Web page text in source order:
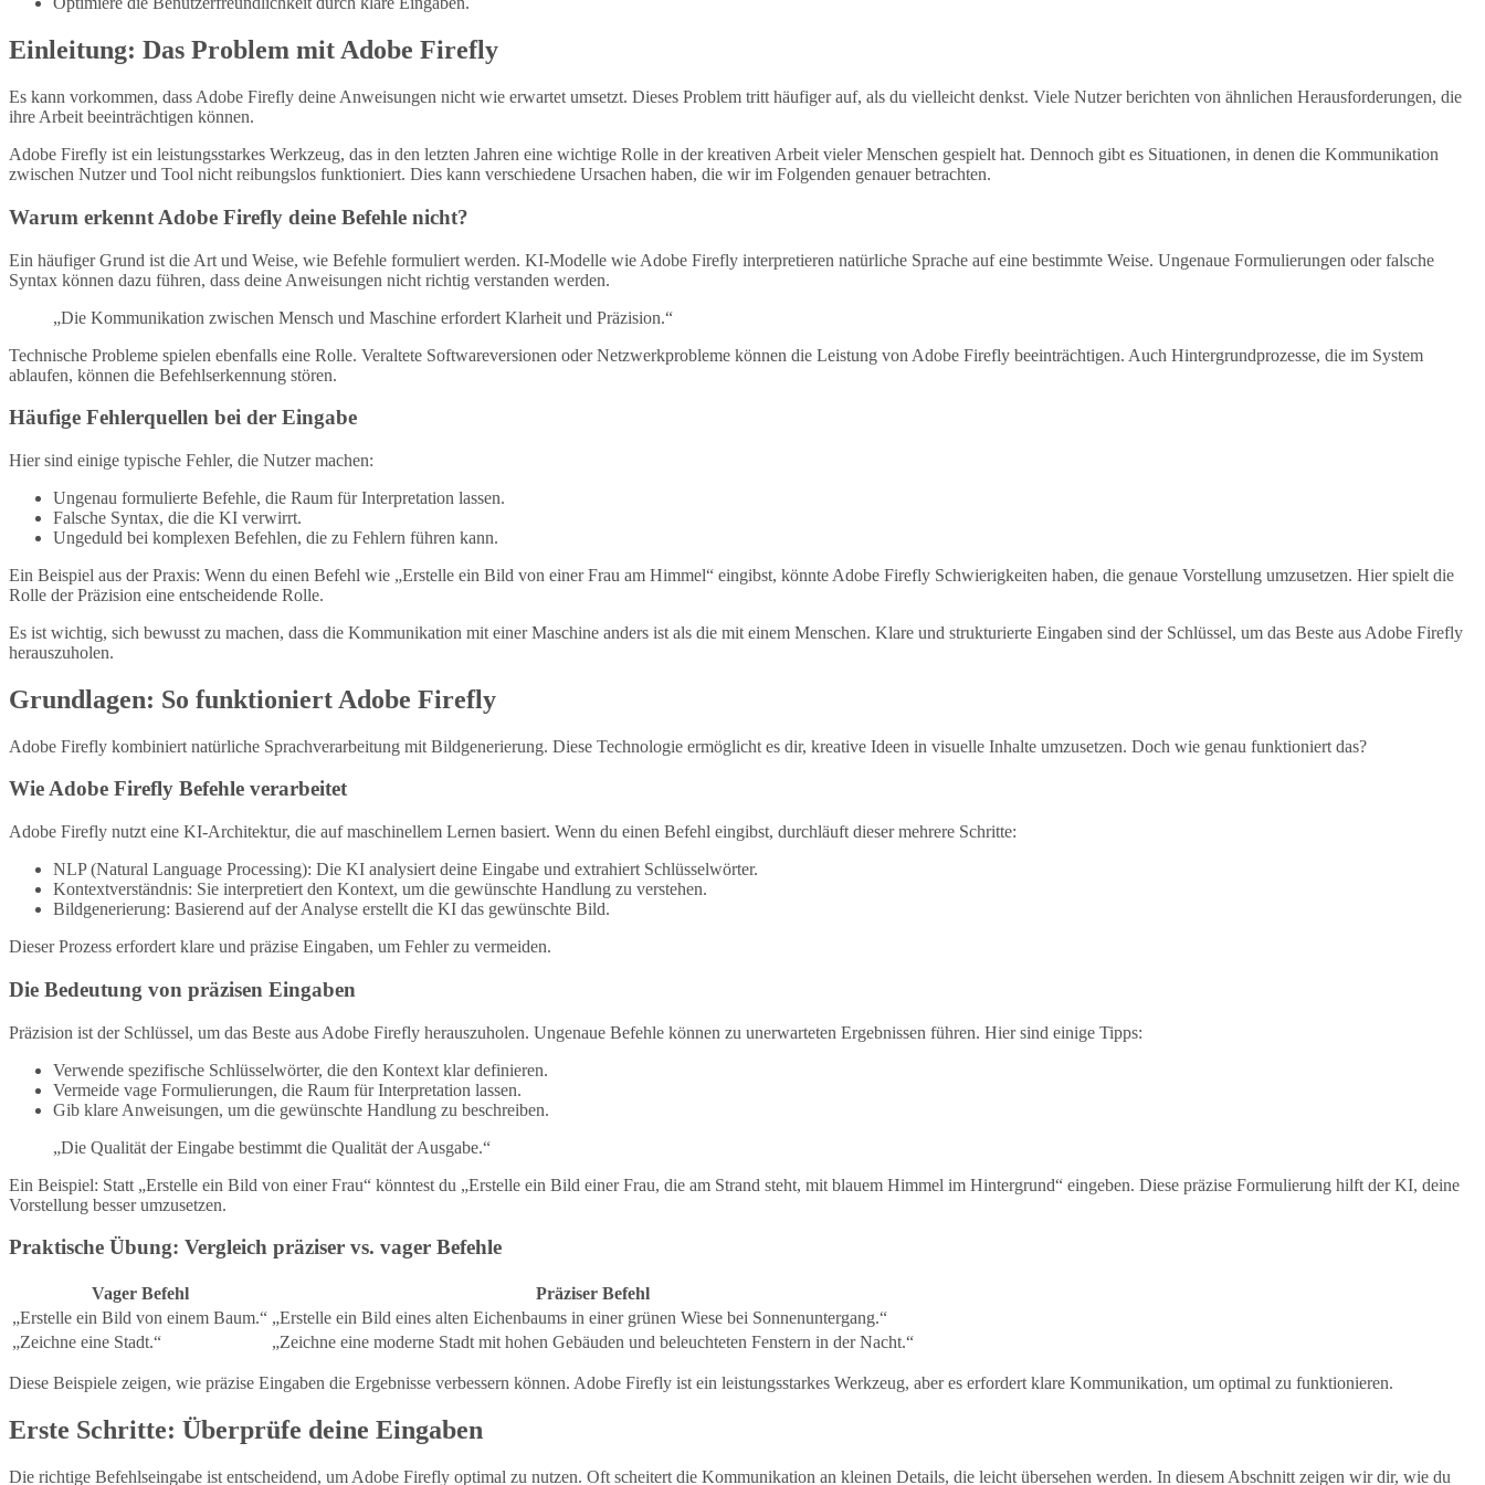
Einleitung: Das Problem mit Adobe Firefly
Es kann vorkommen, dass Adobe Firefly deine Anweisungen nicht wie erwartet umsetzt. Dieses Problem tritt häufiger auf, als du vielleicht denkst. Viele Nutzer berichten von ähnlichen Herausforderungen, die
ihre Arbeit beeinträchtigen können.
Adobe Firefly ist ein leistungsstarkes Werkzeug, das in den letzten Jahren eine wichtige Rolle in der kreativen Arbeit vieler Menschen gespielt hat. Dennoch gibt es Situationen, in denen die Kommunikation
zwischen Nutzer und Tool nicht reibungslos funktioniert. Dies kann verschiedene Ursachen haben, die wir im Folgenden genauer betrachten.
Warum erkennt Adobe Firefly deine Befehle nicht?
Ein häufiger Grund ist die Art und Weise, wie Befehle formuliert werden. KI-Modelle wie Adobe Firefly interpretieren natürliche Sprache auf eine bestimmte Weise. Ungenaue Formulierungen oder falsche
Syntax können dazu führen, dass deine Anweisungen nicht richtig verstanden werden.
„Die Kommunikation zwischen Mensch und Maschine erfordert Klarheit und Präzision.“
Technische Probleme spielen ebenfalls eine Rolle. Veraltete Softwareversionen oder Netzwerkprobleme können die Leistung von Adobe Firefly beeinträchtigen. Auch Hintergrundprozesse, die im System
ablaufen, können die Befehlserkennung stören.
Häufige Fehlerquellen bei der Eingabe
Hier sind einige typische Fehler, die Nutzer machen:
Ungenau formulierte Befehle, die Raum für Interpretation lassen.
Falsche Syntax, die die KI verwirrt.
Ungeduld bei komplexen Befehlen, die zu Fehlern führen kann.
Ein Beispiel aus der Praxis: Wenn du einen Befehl wie „Erstelle ein Bild von einer Frau am Himmel“ eingibst, könnte Adobe Firefly Schwierigkeiten haben, die genaue Vorstellung umzusetzen. Hier spielt die
Rolle der Präzision eine entscheidende Rolle.
Es ist wichtig, sich bewusst zu machen, dass die Kommunikation mit einer Maschine anders ist als die mit einem Menschen. Klare und strukturierte Eingaben sind der Schlüssel, um das Beste aus Adobe Firefly
herauszuholen.
Grundlagen: So funktioniert Adobe Firefly
Adobe Firefly kombiniert natürliche Sprachverarbeitung mit Bildgenerierung. Diese Technologie ermöglicht es dir, kreative Ideen in visuelle Inhalte umzusetzen. Doch wie genau funktioniert das?
Wie Adobe Firefly Befehle verarbeitet
Adobe Firefly nutzt eine KI-Architektur, die auf maschinellem Lernen basiert. Wenn du einen Befehl eingibst, durchläuft dieser mehrere Schritte:
NLP (Natural Language Processing): Die KI analysiert deine Eingabe und extrahiert Schlüsselwörter.
Kontextverständnis: Sie interpretiert den Kontext, um die gewünschte Handlung zu verstehen.
Bildgenerierung: Basierend auf der Analyse erstellt die KI das gewünschte Bild.
Dieser Prozess erfordert klare und präzise Eingaben, um Fehler zu vermeiden.
Die Bedeutung von präzisen Eingaben
Präzision ist der Schlüssel, um das Beste aus Adobe Firefly herauszuholen. Ungenaue Befehle können zu unerwarteten Ergebnissen führen. Hier sind einige Tipps:
Verwende spezifische Schlüsselwörter, die den Kontext klar definieren.
Vermeide vage Formulierungen, die Raum für Interpretation lassen.
Gib klare Anweisungen, um die gewünschte Handlung zu beschreiben.
„Die Qualität der Eingabe bestimmt die Qualität der Ausgabe.“
Ein Beispiel: Statt „Erstelle ein Bild von einer Frau“ könntest du „Erstelle ein Bild einer Frau, die am Strand steht, mit blauem Himmel im Hintergrund“ eingeben. Diese präzise Formulierung hilft der KI, deine
Vorstellung besser umzusetzen.
Praktische Übung: Vergleich präziser vs. vager Befehle
Vager Befehl
Präziser Befehl
„Erstelle ein Bild von einem Baum.“ „Erstelle ein Bild eines alten Eichenbaums in einer grünen Wiese bei Sonnenuntergang.“
„Zeichne eine Stadt.“
„Zeichne eine moderne Stadt mit hohen Gebäuden und beleuchteten Fenstern in der Nacht.“
Diese Beispiele zeigen, wie präzise Eingaben die Ergebnisse verbessern können. Adobe Firefly ist ein leistungsstarkes Werkzeug, aber es erfordert klare Kommunikation, um optimal zu funktionieren.
Erste Schritte: Überprüfe deine Eingaben
Die richtige Befehlseingabe ist entscheidend, um Adobe Firefly optimal zu nutzen. Oft scheitert die Kommunikation an kleinen Details, die leicht übersehen werden. In diesem Abschnitt zeigen wir dir, wie du